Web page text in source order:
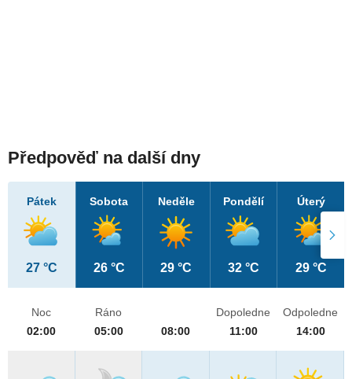
Předpověď na další dny
Pátek
27 °C
Sobota
26 °C
Neděle
29 °C
Pondělí
32 °C
Úterý
29 °C
Noc
02:00
Ráno
05:00
08:00
Dopoledne
11:00
Odpoledne
14:00